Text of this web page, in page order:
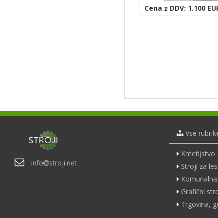
Cena z DDV: 1.100
info stroji.net
Vse
Kmetijstvo
Stroji za les
Grafični
Trgovina,